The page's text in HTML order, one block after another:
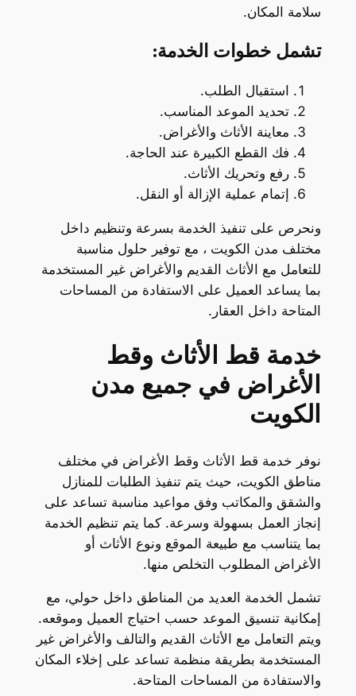
سلامة المكان.
تشمل خطوات الخدمة:
استقبال الطلب.
تحديد الموعد المناسب.
معاينة الأثاث والأغراض.
فك القطع الكبيرة عند الحاجة.
رفع وتحريك الأثاث.
إتمام عملية الإزالة أو النقل.
ونحرص على تنفيذ الخدمة بسرعة وتنظيم داخل
مختلف مدن الكويت ، مع توفير حلول مناسبة
للتعامل مع الأثاث القديم والأغراض غير المستخدمة
بما يساعد العميل على الاستفادة من المساحات
المتاحة داخل العقار.
خدمة قط الأثاث وقط
الأغراض في جميع مدن
الكويت
نوفر خدمة قط الأثاث وقط الأغراض في مختلف
مناطق الكويت، حيث يتم تنفيذ الطلبات للمنازل
والشقق والمكاتب وفق مواعيد مناسبة تساعد على
إنجاز العمل بسهولة وسرعة. كما يتم تنظيم الخدمة
بما يتناسب مع طبيعة الموقع ونوع الأثاث أو
الأغراض المطلوب التخلص منها.
تشمل الخدمة العديد من المناطق داخل حولي، مع
إمكانية تنسيق الموعد حسب احتياج العميل وموقعه.
ويتم التعامل مع الأثاث القديم والتالف والأغراض غير
المستخدمة بطريقة منظمة تساعد على إخلاء المكان
والاستفادة من المساحات المتاحة.